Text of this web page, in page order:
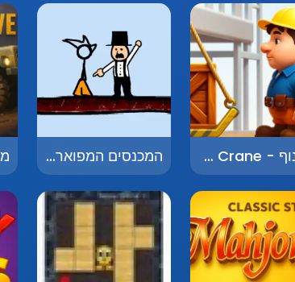
המנוף - The Crane המכנסים המפוארים 2 - The Fancy Pants Adventures 2